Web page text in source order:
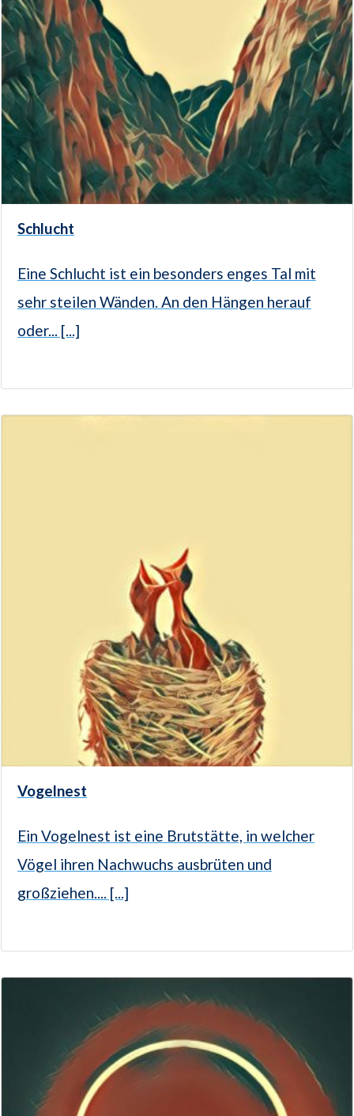
Schlucht
Eine Schlucht ist ein besonders enges Tal mit
sehr steilen Wänden. An den Hängen herauf
oder... [...]
Vogelnest
Ein Vogelnest ist eine Brutstätte, in welcher
Vögel ihren Nachwuchs ausbrüten und
großziehen.... [...]